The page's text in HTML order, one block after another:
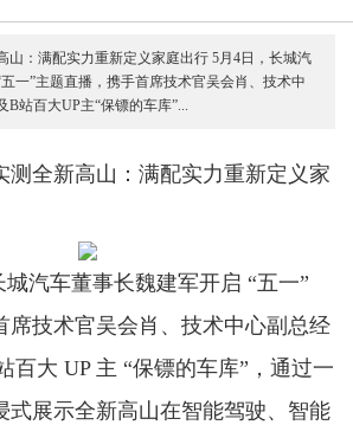
山：满配实力重新定义家庭出行 5月4日，长城汽
一”主题直播，携手首席技术官吴会肖、技术中
B站百大UP主“保镖的车库”...
测全新高山：满配实力重新定义家
城汽车董事长魏建军开启 “五一”
席技术官吴会肖、技术中心副总经
百大 UP 主 “保镖的车库”，通过一
式展示全新高山在智能驾驶、智能